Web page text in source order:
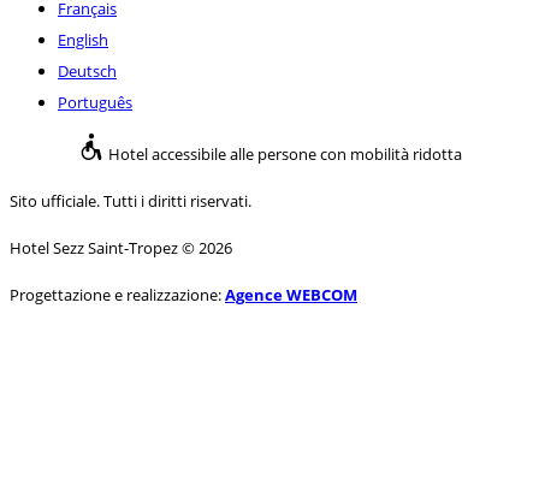
Français
English
Deutsch
Português
Hotel accessibile alle persone con mobilità ridotta
Sito ufficiale. Tutti i diritti riservati.
Hotel Sezz Saint-Tropez © 2026
Progettazione e realizzazione:Agence WEBCOM